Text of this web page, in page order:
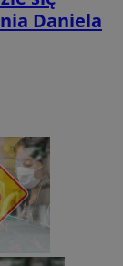
Daniela